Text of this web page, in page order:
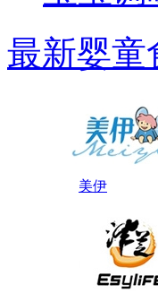
最新婴童
美伊